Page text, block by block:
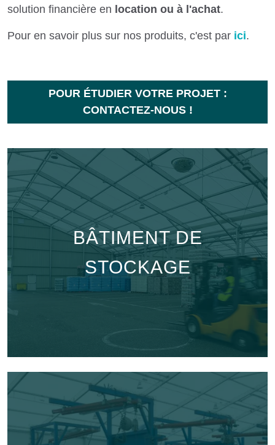
solution financière en location ou à l'achat.
Pour en savoir plus sur nos produits, c'est par ici.
POUR ÉTUDIER VOTRE PROJET :
CONTACTEZ-NOUS !
BÂTIMENT DE
STOCKAGE